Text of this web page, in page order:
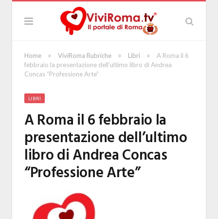
Home » ViviRoma Rubriche » Libri »
A Roma il 6
febbraio la presentazione dell’ultimo libro di Andrea
Concas “Professione Arte”
LIBRI
A Roma il 6 febbraio la
presentazione dell’ultimo
libro di Andrea Concas
“Professione Arte”